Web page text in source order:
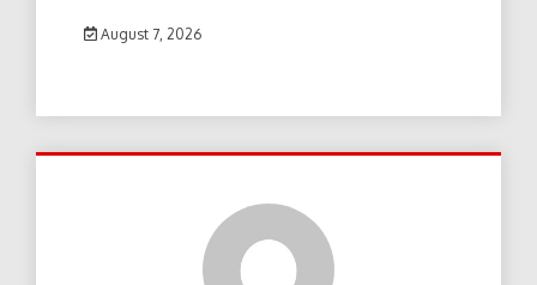
August 7, 2026